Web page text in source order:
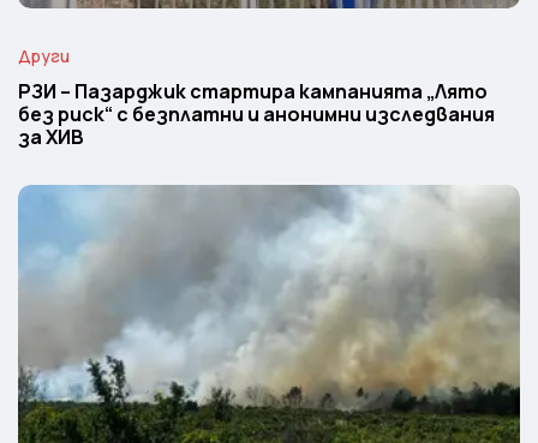
Други
РЗИ – Пазарджик стартира кампанията „Лято
без риск“ с безплатни и анонимни изследвания
за ХИВ